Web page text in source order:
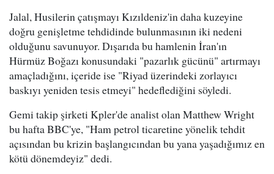
Jalal, Husilerin çatışmayı Kızıldeniz'in daha kuzeyine
doğru genişletme tehdidinde bulunmasının iki nedeni
olduğunu savunuyor. Dışarıda bu hamlenin İran'ın
Hürmüz Boğazı konusundaki "pazarlık gücünü" artırmayı
amaçladığını, içeride ise "Riyad üzerindeki zorlayıcı
baskıyı yeniden tesis etmeyi" hedeflediğini söyledi.
Gemi takip şirketi Kpler'de analist olan Matthew Wright
bu hafta BBC'ye, "Ham petrol ticaretine yönelik tehdit
açısından bu krizin başlangıcından bu yana yaşadığımız en
kötü dönemdeyiz" dedi.